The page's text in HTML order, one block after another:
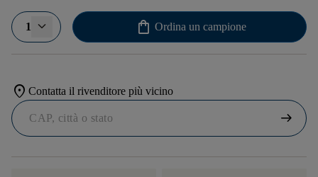
1 shopping_bag Ordina un campione
location_on Contatta il rivenditore più vicino
arrow_right_alt